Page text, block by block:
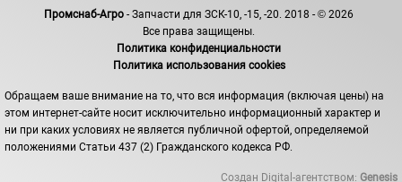
Промснаб-Агро - Запчасти для ЗСК-10, -15, -20. 2018 - © 2026
Все права защищены.
Политика конфиденциальности
Политика использования cookies
Обращаем ваше внимание на то, что вся информация (включая цены) на
этом интернет-сайте носит исключительно информационный характер и
ни при каких условиях не является публичной офертой, определяемой
положениями Статьи 437 (2) Гражданского кодекса РФ.
Создан Digital-агентством: Genesis